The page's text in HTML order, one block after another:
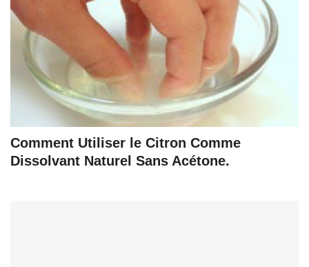
Comment Utiliser le Citron Comme
Dissolvant Naturel Sans Acétone.